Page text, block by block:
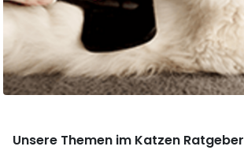
Unsere Themen im Katzen Ratgeber